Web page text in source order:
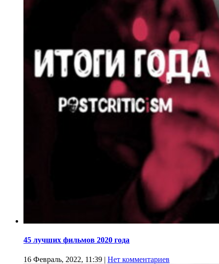
45 лучших фильмов 2020 года
16 Февраль, 2022, 11:39 | Нет комментариев